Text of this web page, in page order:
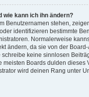
wie kann ich ihn ändern?
Benutzernamen stehen,
identifizieren bestimmte
Normalerweise
ändern, da sie von der
schreibe keine sinnlosen
Boards dulden dieses
wird deinen Rang unter